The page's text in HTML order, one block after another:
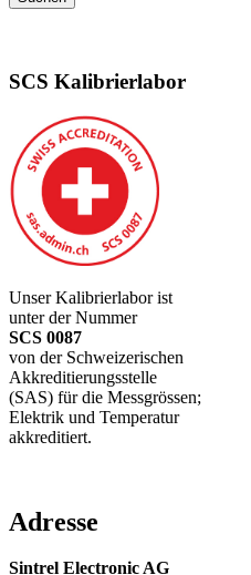
SCS Kalibrierlabor
Unser Kalibrierlabor ist
unter der Nummer
SCS 0087
von der Schweizerischen
Akkreditierungsstelle
(SAS) für die Messgrössen;
Elektrik und Temperatur
akkreditiert.
Adresse
Sintrel Electronic AG